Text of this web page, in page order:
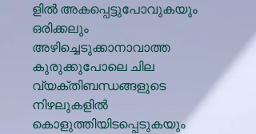
ളിൽ അകപ്പെട്ടുപോവുകയും
ഒരിക്കലും
അഴിച്ചെടുക്കാനാവാത്ത
കുരുക്കുപോലെ ചില
വ്യക്തിബന്ധങ്ങളുടെ
നിഴലുകളിൽ
കൊളുത്തിയിടപ്പെടുകയും